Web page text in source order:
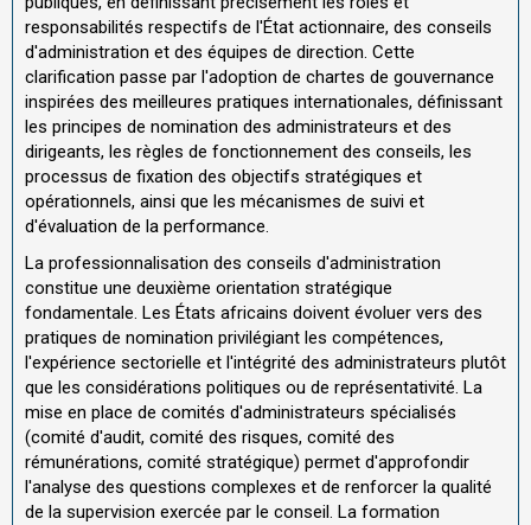
responsabilités respectifs de l'État actionnaire, des conseils
d'administration et des équipes de direction. Cette
clarification passe par l'adoption de chartes de gouvernance
inspirées des meilleures pratiques internationales, définissant
les principes de nomination des administrateurs et des
dirigeants, les règles de fonctionnement des conseils, les
processus de fixation des objectifs stratégiques et
opérationnels, ainsi que les mécanismes de suivi et
d'évaluation de la performance.
La professionnalisation des conseils d'administration
constitue une deuxième orientation stratégique
fondamentale. Les États africains doivent évoluer vers des
pratiques de nomination privilégiant les compétences,
l'expérience sectorielle et l'intégrité des administrateurs plutôt
que les considérations politiques ou de représentativité. La
mise en place de comités d'administrateurs spécialisés
(comité d'audit, comité des risques, comité des
rémunérations, comité stratégique) permet d'approfondir
l'analyse des questions complexes et de renforcer la qualité
de la supervision exercée par le conseil. La formation